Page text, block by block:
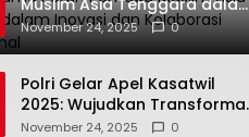
Inovasi dan Kolaborasi
Internasional
November 24, 2025 0
Polri Gelar Apel Kasatwil
2025: Wujudkan
Polri yang Profesional untuk
November 24, 2025 0